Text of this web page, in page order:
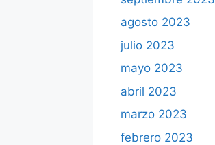
agosto 2023
julio 2023
mayo 2023
abril 2023
marzo 2023
febrero 2023